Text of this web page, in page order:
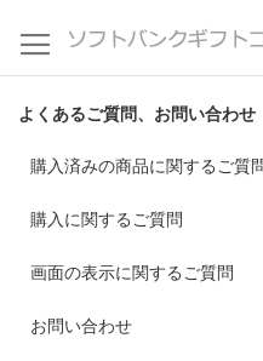
ン
ツ
ス
ッ
よくあるご質問、お問い合わせ
購入済みの商品に関するご質
購入に関するご質問
画面の表示に関するご質問
お問い合わせ